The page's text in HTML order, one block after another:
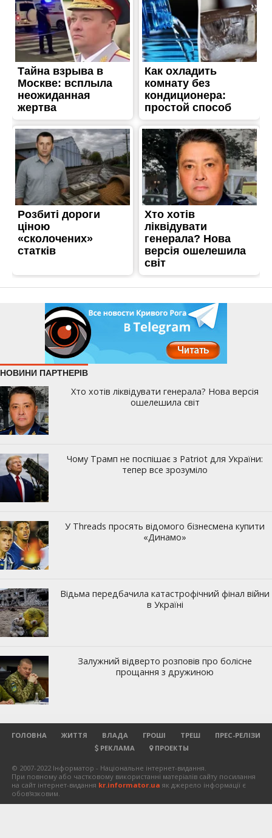
ГОЛОВНА ЖИТТЯ ВЛАДА ГРОШІ ТРЕШ
ПРЕС-РЕЛІЗИ
РЕКЛАМА
ПРОЕКТЫ
© 2007-2022 Інформатор - Національне інтернет-видання.
При повному або частковому використанні матеріалів сайту посилання
на сайт інтернет-видання kr.informator.ua як джерело інформації є
обов'язковим.